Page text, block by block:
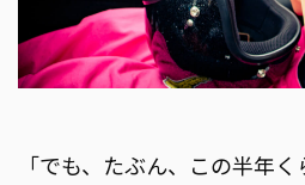
「でも、たぶん、この半年